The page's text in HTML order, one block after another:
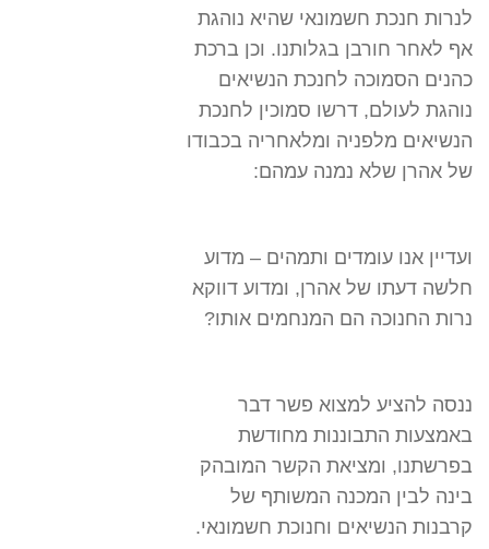
לנרות חנכת חשמונאי שהיא נוהגת
אף לאחר חורבן בגלותנו. וכן ברכת
כהנים הסמוכה לחנכת הנשיאים
נוהגת לעולם, דרשו סמוכין לחנכת
הנשיאים מלפניה ומלאחריה בכבודו
של אהרן שלא נמנה עמהם:
ועדיין אנו עומדים ותמהים – מדוע
חלשה דעתו של אהרן, ומדוע דווקא
נרות החנוכה הם המנחמים אותו?
ננסה להציע למצוא פשר דבר
באמצעות התבוננות מחודשת
בפרשתנו, ומציאת הקשר המובהק
בינה לבין המכנה המשותף של
קרבנות הנשיאים וחנוכת חשמונאי.